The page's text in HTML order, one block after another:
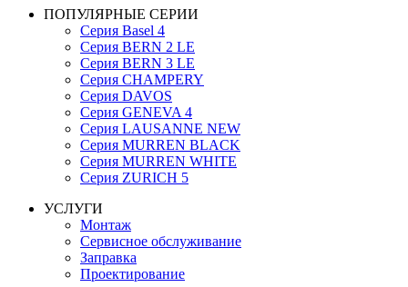
ПОПУЛЯРНЫЕ СЕРИИ
Серия Basel 4
Серия BERN 2 LE
Серия BERN 3 LE
Серия CHAMPERY
Серия DAVOS
Серия GENEVA 4
Серия LAUSANNE NEW
Серия MURREN BLACK
Серия MURREN WHITE
Серия ZURICH 5
УСЛУГИ
Монтаж
Сервисное обслуживание
Заправка
Проектирование